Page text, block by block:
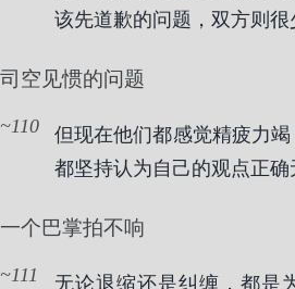
该先道歉的问题，双方则很
司空见惯的问题
110
但现在他们都感觉精疲力竭
都坚持认为自己的观点正确
一个巴掌拍不响
111 无论退缩还是纠缠，都是